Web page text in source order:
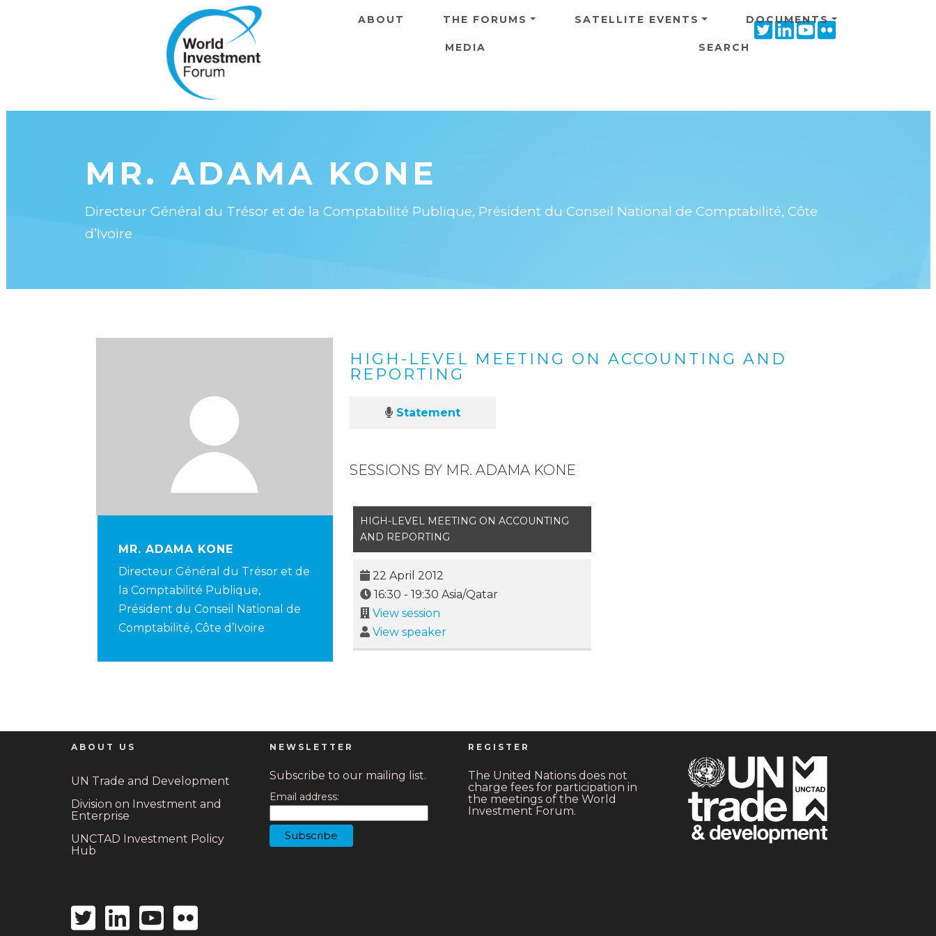
TwitterLinkedinYoutube
ABOUT THE FORUMS SATELLITE EVENTS DOCUMENTS
MEDIA SEARCH
MR. ADAMA KONE
Directeur Général du Trésor et de la Comptabilité Publique, Président du Conseil National de Comptabilité, Côte
d’Ivoire
MR. ADAMA KONE
Directeur Général du Trésor et de
la Comptabilité Publique,
Président du Conseil National de
Comptabilité, Côte d’Ivoire
HIGH-LEVEL MEETING ON ACCOUNTING AND
REPORTING
Statement
SESSIONS BY MR. ADAMA KONE
HIGH-LEVEL MEETING ON ACCOUNTING
AND REPORTING
22 April 2012
16:30 - 19:30 Asia/Qatar
View session
View speaker
ABOUT US
UN Trade and Development
Division on Investment and
Enterprise
UNCTAD Investment Policy
Hub
TwitterLinkedin
icon
Youtube
icon
Flickr
NEWSLETTER
Subscribe to our mailing list.
Email address:
REGISTER
The United Nations does not
charge fees for participation in
the meetings of the World
Investment Forum.